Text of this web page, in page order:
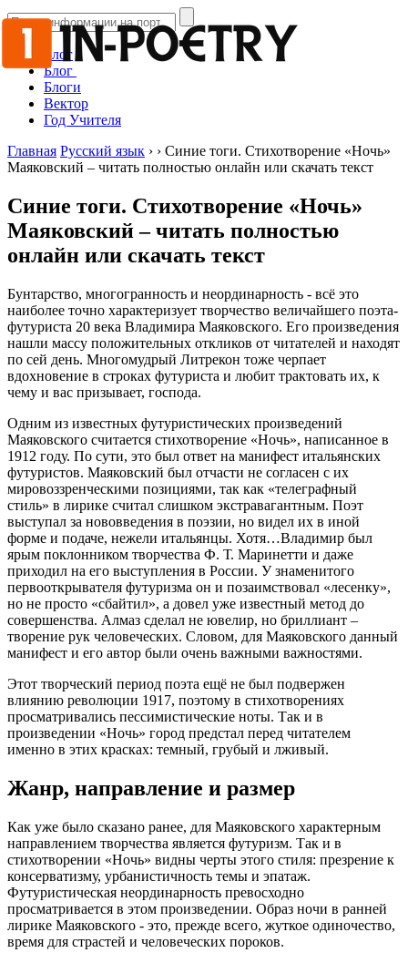
Блог
Блог
Блоги
Вектор
Год Учителя
Главная Русский язык › › Синие тоги. Стихотворение «Ночь»
Маяковский – читать полностью онлайн или скачать текст
Синие тоги. Стихотворение «Ночь»
Маяковский – читать полностью
онлайн или скачать текст
Бунтарство, многогранность и неординарность - всё это
наиболее точно характеризует творчество величайшего поэта-
футуриста 20 века Владимира Маяковского. Его произведения
нашли массу положительных откликов от читателей и находят
по сей день. Многомудрый Литрекон тоже черпает
вдохновение в строках футуриста и любит трактовать их, к
чему и вас призывает, господа.
Одним из известных футуристических произведений
Маяковского считается стихотворение «Ночь», написанное в
1912 году. По сути, это был ответ на манифест итальянских
футуристов. Маяковский был отчасти не согласен с их
мировоззренческими позициями, так как «телеграфный
стиль» в лирике считал слишком экстравагантным. Поэт
выступал за нововведения в поэзии, но видел их в иной
форме и подаче, нежели итальянцы. Хотя…Владимир был
ярым поклонником творчества Ф. Т. Маринетти и даже
приходил на его выступления в России. У знаменитого
первооткрывателя футуризма он и позаимствовал «лесенку»,
но не просто «сбайтил», а довел уже известный метод до
совершенства. Алмаз сделал не ювелир, но бриллиант –
творение рук человеческих. Словом, для Маяковского данный
манифест и его автор были очень важными важностями.
Этот творческий период поэта ещё не был подвержен
влиянию революции 1917, поэтому в стихотворениях
просматривались пессимистические ноты. Так и в
произведении «Ночь» город предстал перед читателем
именно в этих красках: темный, грубый и лживый.
Жанр, направление и размер
Как уже было сказано ранее, для Маяковского характерным
направлением творчества является футуризм. Так и в
стихотворении «Ночь» видны черты этого стиля: презрение к
консерватизму, урбанистичность темы и эпатаж.
Футуристическая неординарность превосходно
просматривается в этом произведении. Образ ночи в ранней
лирике Маяковского - это, прежде всего, жуткое одиночество,
время для страстей и человеческих пороков.